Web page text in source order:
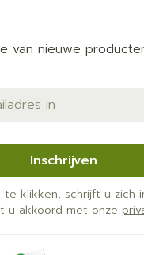
van nieuwe
Inschrijven
te klikken, schrijft u zich
u akkoord met onze